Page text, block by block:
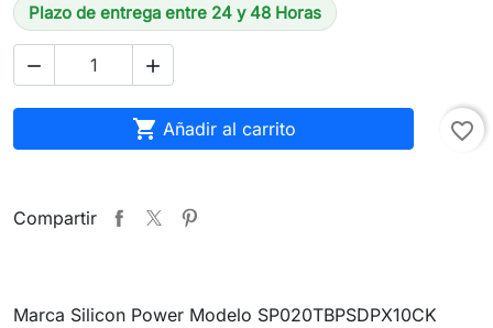
Plazo de entrega entre 24 y 48 Horas
 
 Añadir al carrito favorite_border
Compartir
Marca Silicon Power Modelo SP020TBPSDPX10CK